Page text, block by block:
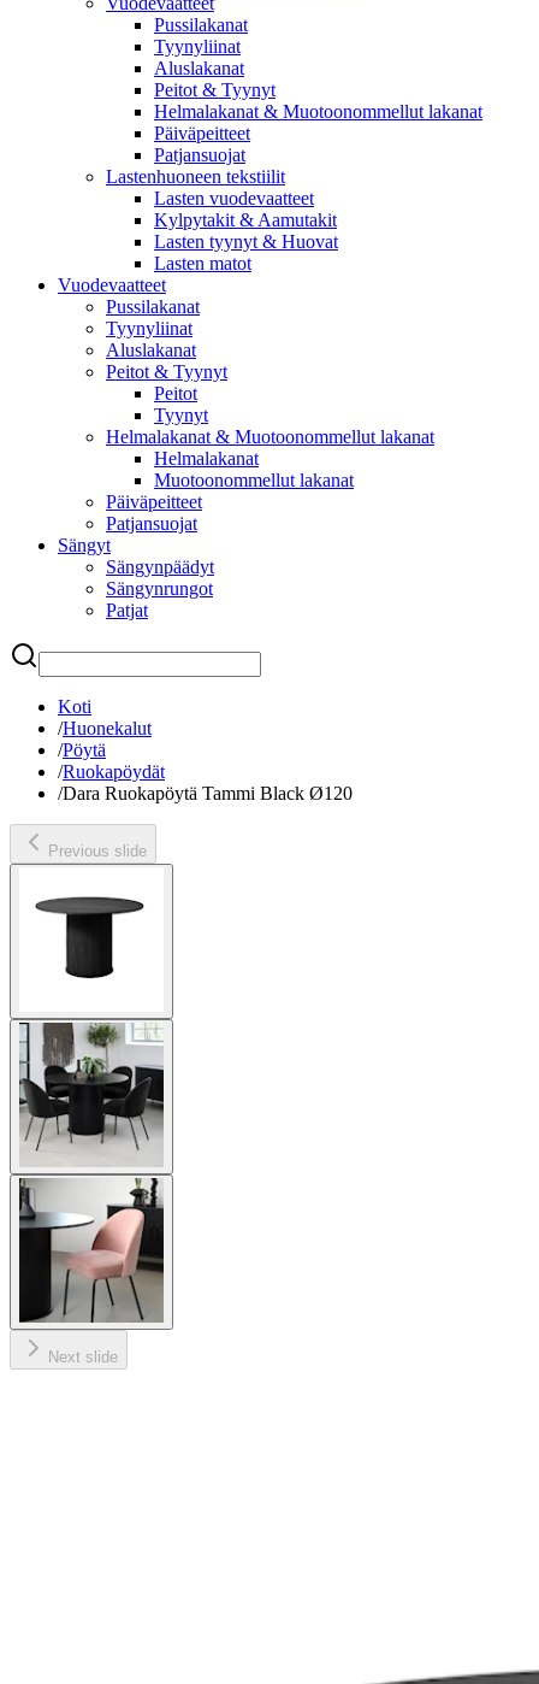
Pussilakanat
Tyynyliinat
Aluslakanat
Peitot & Tyynyt
Helmalakanat & Muotoonommellut lakanat
Päiväpeitteet
Patjansuojat
Lastenhuoneen tekstiilit
Lasten vuodevaatteet
Kylpytakit & Aamutakit
Lasten tyynyt & Huovat
Lasten matot
Vuodevaatteet
Pussilakanat
Tyynyliinat
Aluslakanat
Peitot & Tyynyt
Peitot
Tyynyt
Helmalakanat & Muotoonommellut lakanat
Helmalakanat
Muotoonommellut lakanat
Päiväpeitteet
Patjansuojat
Sängyt
Sängynpäädyt
Sängynrungot
Patjat
Etsi
Koti
/Huonekalut
/Pöytä
/Ruokapöydät
/Dara Ruokapöytä Tammi Black Ø120
Previous slide
Next slide